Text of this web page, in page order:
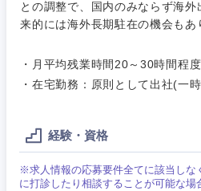
との調整で、国内のみならず海
来的には海外長期駐在の機会もあ
・月平均残業時間20～30時間程
・在宅勤務：原則として出社(一
経験・資格
※求人情報の応募要件全てに該当しな
に打診したり相談することが可能な場
山梨県